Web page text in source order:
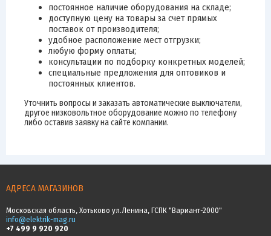
постоянное наличие оборудования на складе;
доступную цену на товары за счет прямых
поставок от производителя;
удобное расположение мест отгрузки;
любую форму оплаты;
консультации по подборку конкретных моделей;
специальные предложения для оптовиков и
постоянных клиентов.
Уточнить вопросы и заказать автоматические выключатели,
другое низковольтное оборудование можно по телефону
либо оставив заявку на сайте компании.
АДРЕСА МАГАЗИНОВ
Московская область, Хотьково ул.Ленина, ГСПК "Вариант-2000"
info@elektrik-mag.ru
+7 499 9 920 920